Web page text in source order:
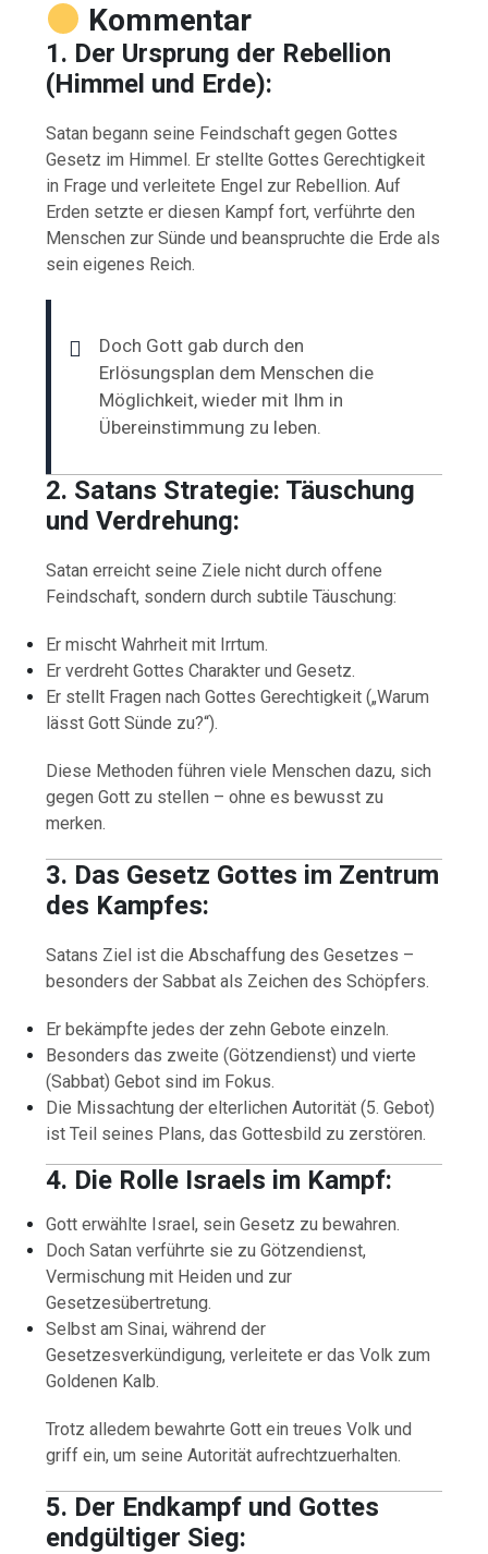
Kommentar
1. Der Ursprung der Rebellion
(Himmel und Erde):
Satan begann seine Feindschaft gegen Gottes
Gesetz im Himmel. Er stellte Gottes Gerechtigkeit
in Frage und verleitete Engel zur Rebellion. Auf
Erden setzte er diesen Kampf fort, verführte den
Menschen zur Sünde und beanspruchte die Erde als
sein eigenes Reich.
Doch Gott gab durch den
Erlösungsplan dem Menschen die
Möglichkeit, wieder mit Ihm in
Übereinstimmung zu leben.
2. Satans Strategie: Täuschung
und Verdrehung:
Satan erreicht seine Ziele nicht durch offene
Feindschaft, sondern durch subtile Täuschung:
Er mischt Wahrheit mit Irrtum.
Er verdreht Gottes Charakter und Gesetz.
Er stellt Fragen nach Gottes Gerechtigkeit („Warum
lässt Gott Sünde zu?“).
Diese Methoden führen viele Menschen dazu, sich
gegen Gott zu stellen – ohne es bewusst zu
merken.
3. Das Gesetz Gottes im Zentrum
des Kampfes:
Satans Ziel ist die Abschaffung des Gesetzes –
besonders der Sabbat als Zeichen des Schöpfers.
Er bekämpfte jedes der zehn Gebote einzeln.
Besonders das zweite (Götzendienst) und vierte
(Sabbat) Gebot sind im Fokus.
Die Missachtung der elterlichen Autorität (5. Gebot)
ist Teil seines Plans, das Gottesbild zu zerstören.
4. Die Rolle Israels im Kampf:
Gott erwählte Israel, sein Gesetz zu bewahren.
Doch Satan verführte sie zu Götzendienst,
Vermischung mit Heiden und zur
Gesetzesübertretung.
Selbst am Sinai, während der
Gesetzesverkündigung, verleitete er das Volk zum
Goldenen Kalb.
Trotz alledem bewahrte Gott ein treues Volk und
griff ein, um seine Autorität aufrechtzuerhalten.
5. Der Endkampf und Gottes
endgültiger Sieg: